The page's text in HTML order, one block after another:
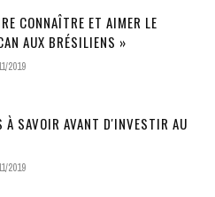
CONNAÎTRE ET AIMER LE
AUX BRÉSILIENS »
2019
À SAVOIR AVANT D'INVESTIR AU
2019